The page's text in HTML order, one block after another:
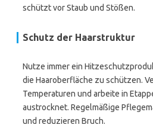
schützt vor Staub und Stößen.
Schutz der Haarstruktur
Nutze immer ein
die Haaroberfläche zu schützen.
Temperaturen und arbeite in
austrocknet. Regelmäßige
und reduzieren Bruch.